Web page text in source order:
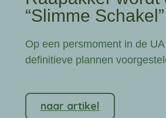
“Slimme Schakel”
Op een persmoment in de
definitieve plannen
naar artikel